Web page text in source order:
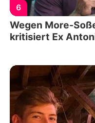
6
Wegen More-
kritisiert Ex